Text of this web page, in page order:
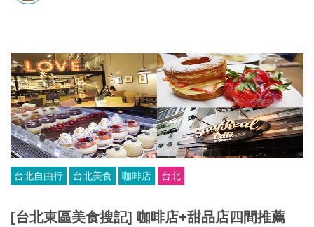
台北自由行 台北美食 咖啡店 台北
[台北東區美食搜記] 咖啡店+甜品店四間推薦